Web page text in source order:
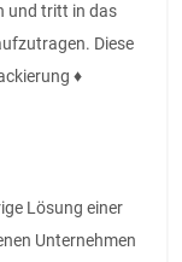
und tritt in das
Diese
♦
Lösung einer
Unternehmen